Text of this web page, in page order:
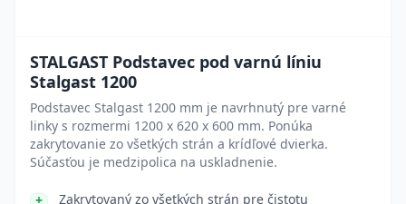
STALGAST Podstavec pod varnú líniu
Stalgast 1200
Podstavec Stalgast 1200 mm je navrhnutý pre varné
linky s rozmermi 1200 x 620 x 600 mm. Ponúka
zakrytovanie zo všetkých strán a krídľové dvierka.
Súčasťou je medzipolica na uskladnenie.
Zakrytovaný zo všetkých strán pre čistotu